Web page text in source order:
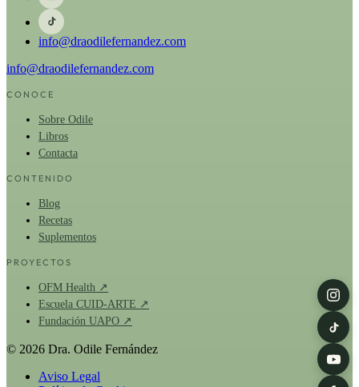
info@draodilefernandez.com
info@draodilefernandez.com
CONOCE
Sobre Odile
Libros
Contacta
CONTENIDO
Blog
Recetas
Suplementos
PROYECTOS
OFM Health ↗
Escuela CUID-ARTE ↗
Fundación UAPO ↗
© 2026 Dra. Odile Fernández
Aviso Legal